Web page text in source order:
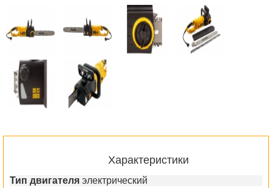
Характеристики
Тип двигателя электрический